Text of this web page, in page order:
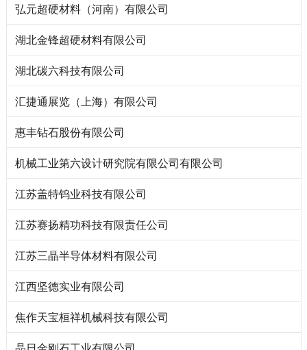
弘元超硬材料（河南）有限公司
湖北金锋超硬材料有限公司
湖北碳六科技有限公司
汇捷通展览（上海）有限公司
惠丰钻石股份有限公司
机械工业第六设计研究院有限公司有限公司
江苏盖特钨业科技有限公司
江苏赛扬精功科技有限责任公司
江苏三晶半导体材料有限公司
江西坚德实业有限公司
焦作天宝桓祥机械科技有限公司